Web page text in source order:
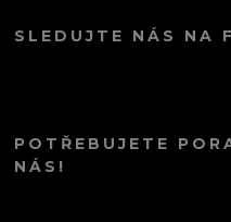
SLEDUJTE NÁS NA
POTŘEBUJETE
NÁS!